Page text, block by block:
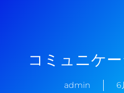
コミュニケ
admin 6